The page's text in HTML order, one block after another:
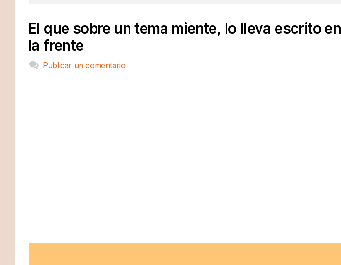
El que sobre un tema miente, lo lleva escrito en
la frente
Publicar un comentario